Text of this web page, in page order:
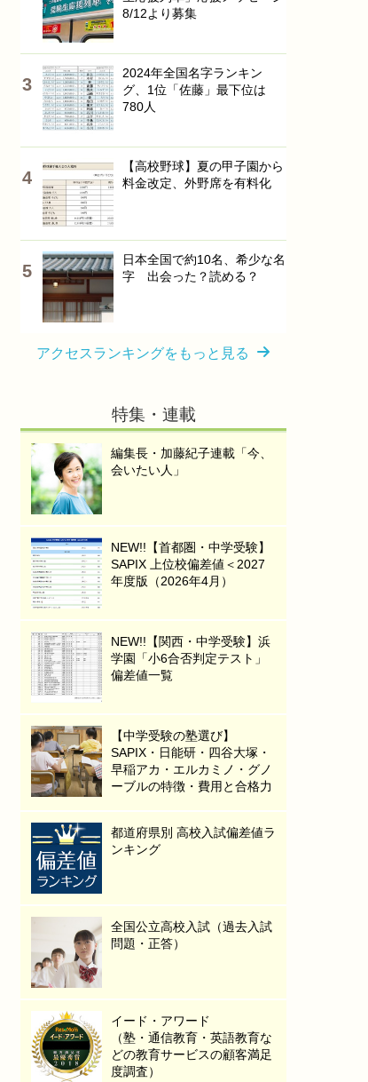
8/12より募集
2024年全国名字ランキン
グ、1位「佐藤」最下位は
780人
【高校野球】夏の甲子園から
料金改定、外野席を有料化
日本全国で約10名、希少な名
字 出会った？読める？
アクセスランキングをもっと見る
特集・連載
編集長・加藤紀子連載「今、
会いたい人」
NEW!!【首都圏・中学受験】
SAPIX 上位校偏差値＜2027
年度版（2026年4月）
NEW!!【関西・中学受験】浜
学園「小6合否判定テスト」
偏差値一覧
【中学受験の塾選び】
SAPIX・日能研・四谷大塚・
早稲アカ・エルカミノ・グノ
ーブルの特徴・費用と合格力
都道府県別 高校入試偏差値ラ
ンキング
全国公立高校入試（過去入試
問題・正答）
イード・アワード
（塾・通信教育・英語教育な
どの教育サービスの顧客満足
度調査）